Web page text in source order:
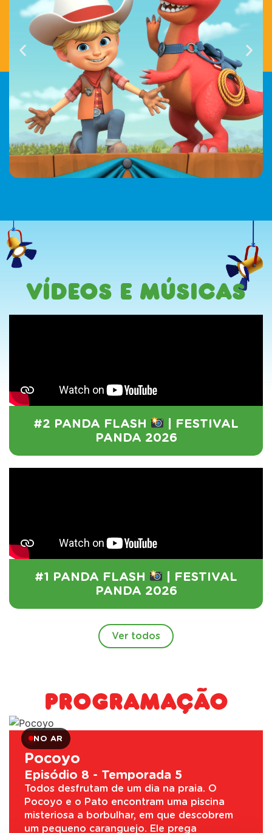
Vídeos e Músicas
#2 PANDA FLASH
| FESTIVAL
PANDA 2026
#1 PANDA FLASH
| FESTIVAL
PANDA 2026
Ver todos
Programação
Pocoyo
Episódio 8 - Temporada 5
Todos desfrutam de um dia na praia. O
Pocoyo e o Pato encontram uma piscina
misteriosa a borbulhar, em que descobrem
um pequeno caranguejo. Ele prega
NO AR